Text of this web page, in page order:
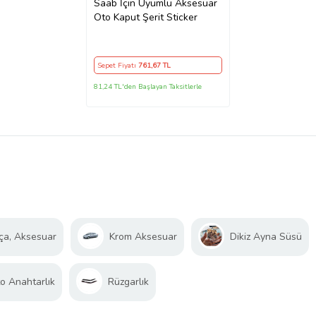
Saab İçin Uyumlu Aksesuar
Oto Kaput Şerit Sticker
Sepet Fiyatı761,67 TL
81,24 TL'den Başlayan Taksitlerle
Aksesuar Krom Aksesuar Dikiz Ayna Süsü
Anahtarlık Rüzgarlık